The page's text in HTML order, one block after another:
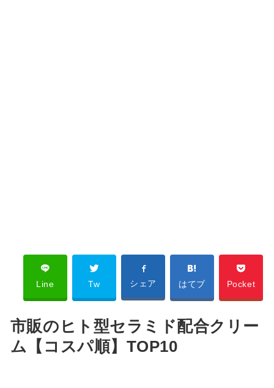
Line Tw シェア はてブ Pocket
市販のヒト型セラミド配合クリー
ム【コスパ順】TOP10